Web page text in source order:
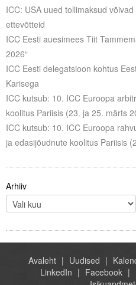
Kontakt
Liitu meililistiga
Oskusteave
Incoterms® 2020
Abimaterjalid
Projektid
ICC: USA uued tollimaksud
ettevõtteid
ICC Eesti auesimees Tiit
2026“
ICC Eesti delegatsioon kohtus
Karisega
ICC kutsub: 10. ICC Euroopa
koolitus Pariisis (23. ja 25. märts
ICC kutsub: 10. ICC Euroopa
ja edasijõudnute koolitus Pariisis
Arhiiv
Avaleht Uudised
LinkedIn
Facebook